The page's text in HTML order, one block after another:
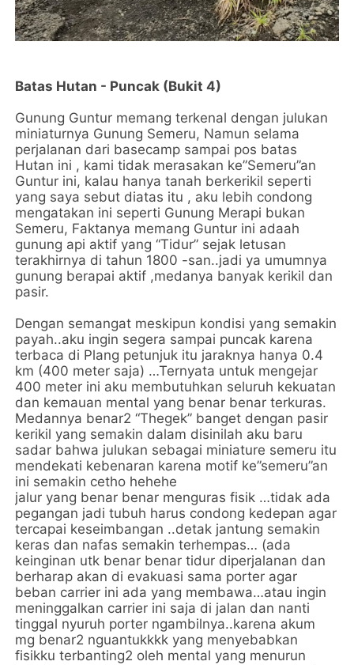
Batas Hutan - Puncak (Bukit 4)
Gunung Guntur memang terkenal dengan julukan
miniaturnya Gunung Semeru, Namun selama
perjalanan dari basecamp sampai pos batas
Hutan ini , kami tidak merasakan ke”Semeru”an
Guntur ini, kalau hanya tanah berkerikil seperti
yang saya sebut diatas itu , aku lebih condong
mengatakan ini seperti Gunung Merapi bukan
Semeru, Faktanya memang Guntur ini adaah
gunung api aktif yang “Tidur” sejak letusan
terakhirnya di tahun 1800 -san..jadi ya umumnya
gunung berapai aktif ,medanya banyak kerikil dan
pasir.
Dengan semangat meskipun kondisi yang semakin
payah..aku ingin segera sampai puncak karena
terbaca di Plang petunjuk itu jaraknya hanya 0.4
km (400 meter saja) …Ternyata untuk mengejar
400 meter ini aku membutuhkan seluruh kekuatan
dan kemauan mental yang benar benar terkuras.
Medannya benar2 “Thegek” banget dengan pasir
kerikil yang semakin dalam disinilah aku baru
sadar bahwa julukan sebagai miniature semeru itu
mendekati kebenaran karena motif ke”semeru”an
ini semakin cetho hehehe
jalur yang benar benar menguras fisik …tidak ada
pegangan jadi tubuh harus condong kedepan agar
tercapai keseimbangan ..detak jantung semakin
keras dan nafas semakin terhempas… (ada
keinginan utk benar benar tidur diperjalanan dan
berharap akan di evakuasi sama porter agar
beban carrier ini ada yang membawa…atau ingin
meninggalkan carrier ini saja di jalan dan nanti
tinggal nyuruh porter ngambilnya..karena akum
mg benar2 nguantukkkk yang menyebabkan
fisikku terbanting2 oleh mental yang menurun